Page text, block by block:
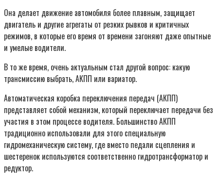
Она делает движение автомобиля более плавным, защищает
двигатель и другие агрегаты от резких рывков и критичных
режимов, в которые его время от времени загоняют даже опытные
и умелые водители.
В то же время, очень актуальным стал другой вопрос: какую
трансмиссию выбрать, АКПП или вариатор.
Автоматическая коробка переключения передач (АКПП)
представляет собой механизм, который переключает передачи без
участия в этом процессе водителя. Большинство АКПП
традиционно использовали для этого специальную
гидромеханическую систему, где вместо педали сцепления и
шестеренок используются соответственно гидротрансформатор и
редуктор.